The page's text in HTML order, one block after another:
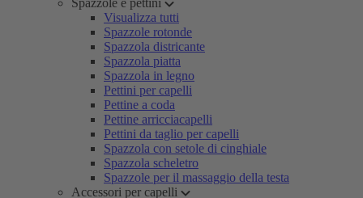
Spazzole e pettini
Visualizza tutti
Spazzole rotonde
Spazzola districante
Spazzola piatta
Spazzola in legno
Pettini per capelli
Pettine a coda
Pettine arricciacapelli
Pettini da taglio per capelli
Spazzola con setole di cinghiale
Spazzola scheletro
Spazzole per il massaggio della testa
Accessori per capelli